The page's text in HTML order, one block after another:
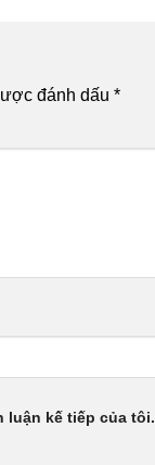
đánh dấu *
luận kế tiếp của tôi.